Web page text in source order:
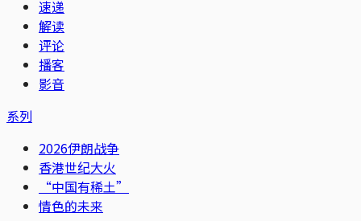
速递
解读
评论
播客
影音
系列
2026伊朗战争
香港世纪大火
“中国有稀土”
情色的未来